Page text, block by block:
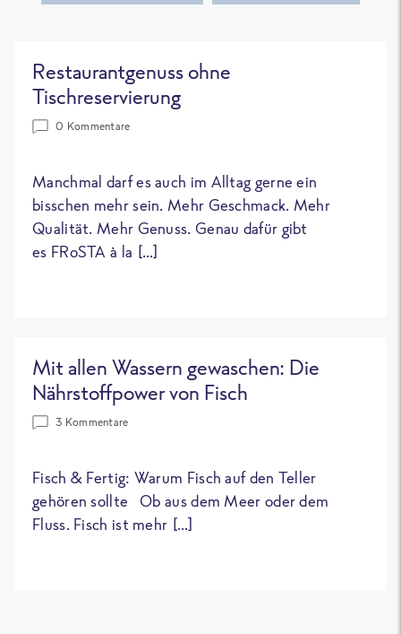
Restaurantgenuss ohne
Tischreservierung
0 Kommentare
Manchmal darf es auch im Alltag gerne ein
bisschen mehr sein. Mehr Geschmack. Mehr
Qualität. Mehr Genuss. Genau dafür gibt
es FRoSTA à la […]
Mit allen Wassern gewaschen: Die
Nährstoffpower von Fisch
3 Kommentare
Fisch & Fertig: Warum Fisch auf den Teller
gehören sollte Ob aus dem Meer oder dem
Fluss. Fisch ist mehr […]